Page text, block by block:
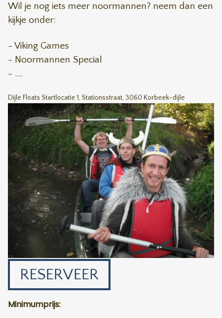
Wil je nog iets meer noormannen? neem dan een
kijkje onder:
- Viking Games
- Noormannen Special
- ....
Dijle Floats Startlocatie 1, Stationsstraat, 3060 Korbeek-dijle
RESERVEER
Minimumprijs: